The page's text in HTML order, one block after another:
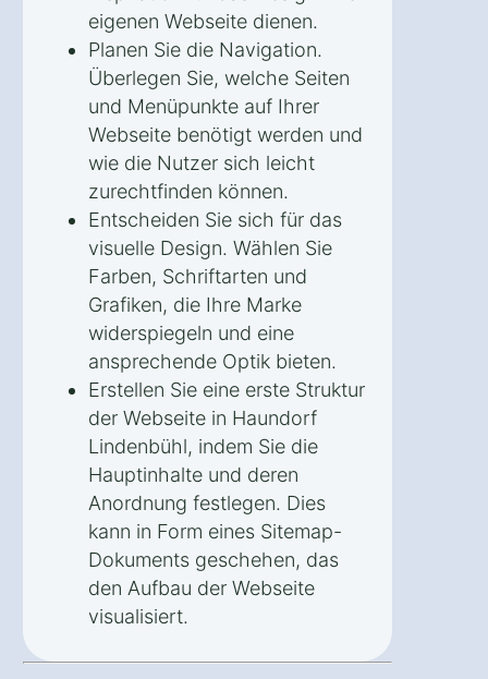
eigenen Webseite dienen.
Planen Sie die Navigation.
Überlegen Sie, welche Seiten
und Menüpunkte auf Ihrer
Webseite benötigt werden und
wie die Nutzer sich leicht
zurechtfinden können.
Entscheiden Sie sich für das
visuelle Design. Wählen Sie
Farben, Schriftarten und
Grafiken, die Ihre Marke
widerspiegeln und eine
ansprechende Optik bieten.
Erstellen Sie eine erste Struktur
der Webseite in Haundorf
Lindenbühl, indem Sie die
Hauptinhalte und deren
Anordnung festlegen. Dies
kann in Form eines Sitemap-
Dokuments geschehen, das
den Aufbau der Webseite
visualisiert.